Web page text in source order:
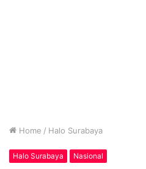
Home / Halo Surabaya
Halo Surabaya Nasional